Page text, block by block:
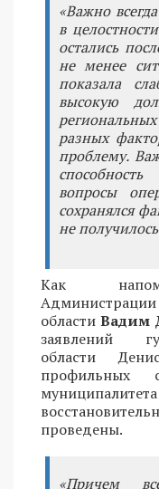
«Важно
в
остались
не менее
показала
высокую
разных
проблему.
вопросы
сохранялся
не
Как
областиВадим
заявлений
области
профильных
проведены.
«Причем